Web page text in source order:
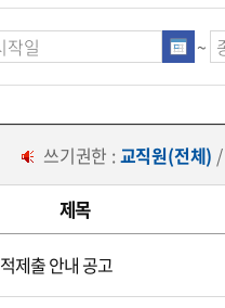
~
쓰기권한 :교직원(전체)
제목
제출 안내 공고